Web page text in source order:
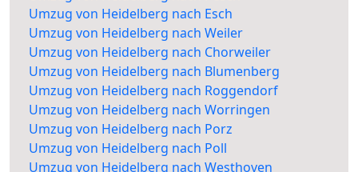
Umzug von Heidelberg nach Esch
Umzug von Heidelberg nach Weiler
Umzug von Heidelberg nach Chorweiler
Umzug von Heidelberg nach Blumenberg
Umzug von Heidelberg nach Roggendorf
Umzug von Heidelberg nach Worringen
Umzug von Heidelberg nach Porz
Umzug von Heidelberg nach Poll
Umzug von Heidelberg nach Westhoven